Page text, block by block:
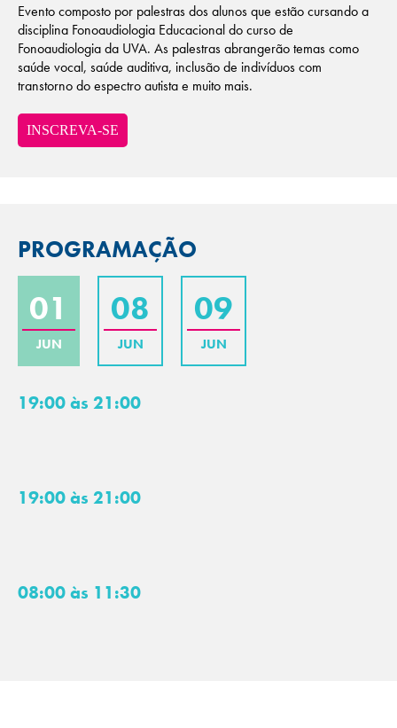
Evento composto por palestras dos alunos que estão cursando a
disciplina Fonoaudiologia Educacional do curso de
Fonoaudiologia da UVA. As palestras abrangerão temas como
saúde vocal, saúde auditiva, inclusão de indivíduos com
transtorno do espectro autista e muito mais.
INSCREVA-SE
PROGRAMAÇÃO
01
JUN
08
JUN
09
JUN
19:00 às 21:00
19:00 às 21:00
08:00 às 11:30